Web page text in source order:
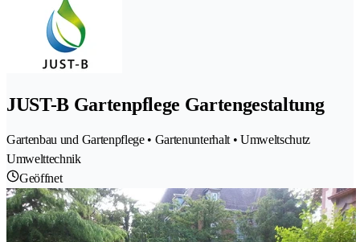
JUST-B Gartenpflege Gartengestaltung
Gartenbau und Gartenpflege • Gartenunterhalt • Umweltschutz
Umwelttechnik
Geöffnet